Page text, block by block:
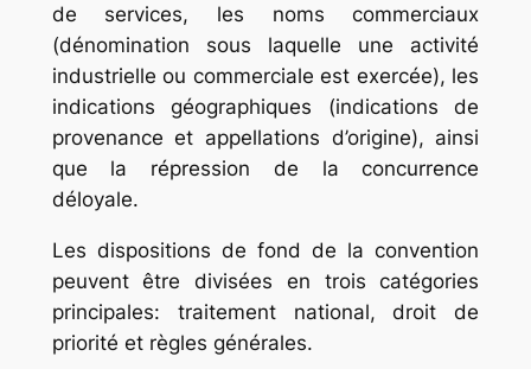
de services, les noms commerciaux
(dénomination sous laquelle une activité
industrielle ou commerciale est exercée), les
indications géographiques (indications de
provenance et appellations d’origine), ainsi
que la répression de la concurrence
déloyale.
Les dispositions de fond de la convention
peuvent être divisées en trois catégories
principales: traitement national, droit de
priorité et règles générales.